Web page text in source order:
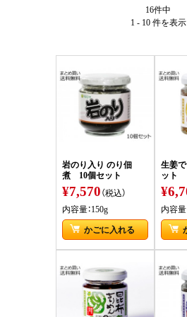
16件中
1 - 10 件を表示
岩のり入り のり佃
煮 10個セット
¥7,570（税込）
内容量：150g
かごに入れる
生姜
ット
内容量